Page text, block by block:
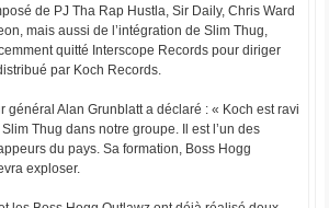
de PJ Tha Rap Hustla, Sir Daily, Chris Ward
mais aussi de l’intégration de Slim Thug,
quitté Interscope Records pour diriger
par Koch Records.
général Alan Grunblatt a déclaré : « Koch est ravi
Thug dans notre groupe. Il est l’un des
du pays. Sa formation, Boss Hogg
exploser.